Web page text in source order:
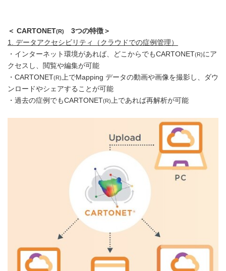
＜ CARTONET(R) 3つの特徴＞
1. データアクセシビリティ（クラウドでの症例管理）
・インターネット環境があれば、どこからでもCARTONET(R)にア
クセスし、閲覧や編集が可能
・CARTONET(R)上でMapping データの動画や画像を撮影し、ダウ
ンロードやシェアすることが可能
・過去の症例でもCARTONET(R)上であれば再解析が可能